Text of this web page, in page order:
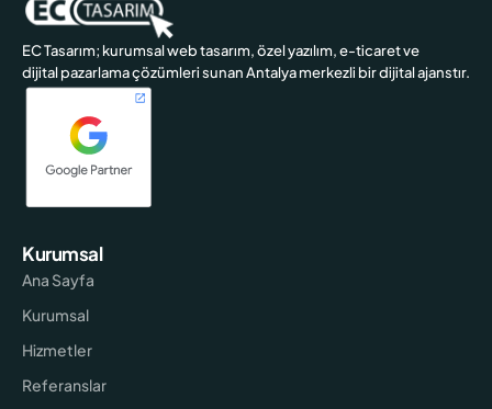
EC Tasarım; kurumsal web tasarım, özel yazılım, e-ticaret ve
dijital pazarlama çözümleri sunan Antalya merkezli bir dijital ajanstır.
Kurumsal
Ana Sayfa
Kurumsal
Hizmetler
Referanslar